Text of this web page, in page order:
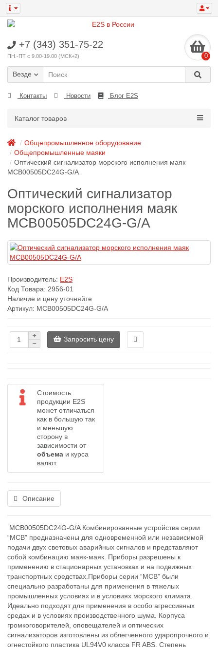
+7 (343) 351-75-22
ПН.-ПТ с 9.00-19.00 (МСК+2) 0
Везде
Контакты Новости Блог E2S
Каталог товаров
Общепромышленное оборудование
Общепромышленные маяки
Оптический сигнализатор морского исполнения маяк
MCB00505DC24G-G/A
Оптический сигнализатор
морского исполнения маяк
MCB00505DC24G-G/A
Производитель: E2S
Код Товара: 2956-01
Наличие и цену уточняйте
Артикул: MCB00505DC24G-G/A
Запросить цену
Стоимость
продукции E2S
может отличаться
как в большую так
и меньшую
сторону в
зависимости от
объема и курса
валют.
Описание
MCB00505DC24G-G/A Комбинированные устройства серии
“МСB” предназначены для одновременной или независимой
подачи двух световых аварийных сигналов и представляют
собой комбинацию маяк-маяк. Приборы разрешены к
применению в стационарных установках и на подвижных
транспортных средствах.Приборы серии “MCВ” были
специально разработаны для применения в тяжелых
промышленных условиях и в условиях морского климата.
Идеально подходят для применения в особо агрессивных
средах и в условиях производственного шума. Корпуса
громкоговорителей, оповещателей и оптических
сигнализаторов изготовлены из облегченного ударопрочного и
огнестойкого пластика UL94V0 класса FR ABS. Степень